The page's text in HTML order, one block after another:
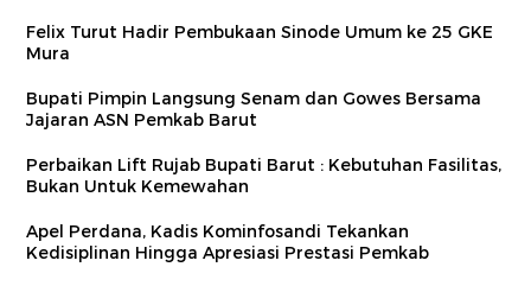
Felix Turut Hadir Pembukaan Sinode Umum ke 25 GKE
Mura
Bupati Pimpin Langsung Senam dan Gowes Bersama
Jajaran ASN Pemkab Barut
Perbaikan Lift Rujab Bupati Barut : Kebutuhan Fasilitas,
Bukan Untuk Kemewahan
Apel Perdana, Kadis Kominfosandi Tekankan
Kedisiplinan Hingga Apresiasi Prestasi Pemkab